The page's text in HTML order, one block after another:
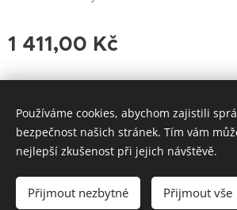
1 411,00 Kč
Do košíku
Vytvořeno službouWebnode
Používáme cookies, abychom zajistili
bezpečnost našich stránek. Tím vám
nejlepší zkušenost při jejich návštěvě.
Přijmout nezbytné Přijmout vše